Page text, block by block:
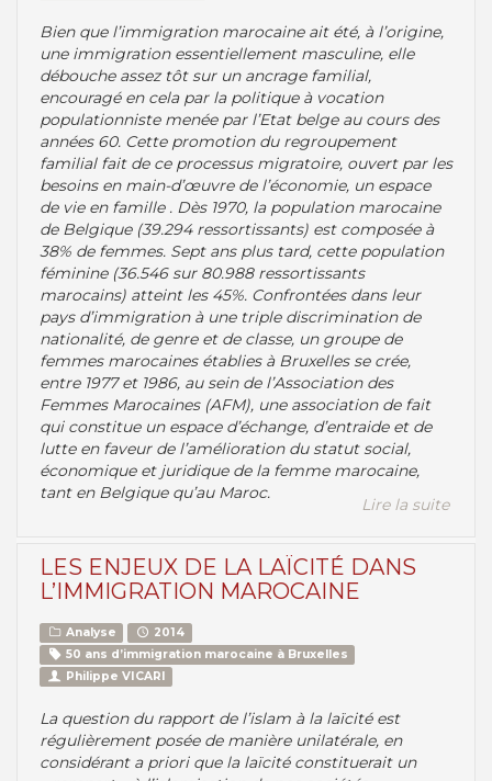
Bien que l’immigration marocaine ait été, à l’origine,
une immigration essentiellement masculine, elle
débouche assez tôt sur un ancrage familial,
encouragé en cela par la politique à vocation
populationniste menée par l’Etat belge au cours des
années 60. Cette promotion du regroupement
familial fait de ce processus migratoire, ouvert par les
besoins en main-d’œuvre de l’économie, un espace
de vie en famille . Dès 1970, la population marocaine
de Belgique (39.294 ressortissants) est composée à
38% de femmes. Sept ans plus tard, cette population
féminine (36.546 sur 80.988 ressortissants
marocains) atteint les 45%. Confrontées dans leur
pays d’immigration à une triple discrimination de
nationalité, de genre et de classe, un groupe de
femmes marocaines établies à Bruxelles se crée,
entre 1977 et 1986, au sein de l’Association des
Femmes Marocaines (AFM), une association de fait
qui constitue un espace d’échange, d’entraide et de
lutte en faveur de l’amélioration du statut social,
économique et juridique de la femme marocaine,
tant en Belgique qu’au Maroc.
Lire la suite
LES ENJEUX DE LA LAÏCITÉ DANS
L’IMMIGRATION MAROCAINE
Analyse
2014
50 ans d’immigration marocaine à Bruxelles
Philippe VICARI
La question du rapport de l’islam à la laïcité est
régulièrement posée de manière unilatérale, en
considérant a priori que la laïcité constituerait un